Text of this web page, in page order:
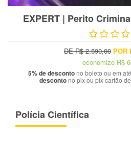
EXPERT | Perito
DE R$ 2.590,00 POR
economize R$
5% de descontono boleto ou em até
descontono pix ou pix cartão
Polícia Científica